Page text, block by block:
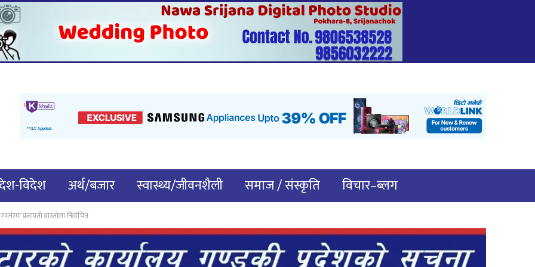
विदेश अर्थ/बजार स्वास्थ्य/जीवनशैली समाज / संस्कृति
विचार–ब्लग
प्रजापती बास्तोला निर्वाचित